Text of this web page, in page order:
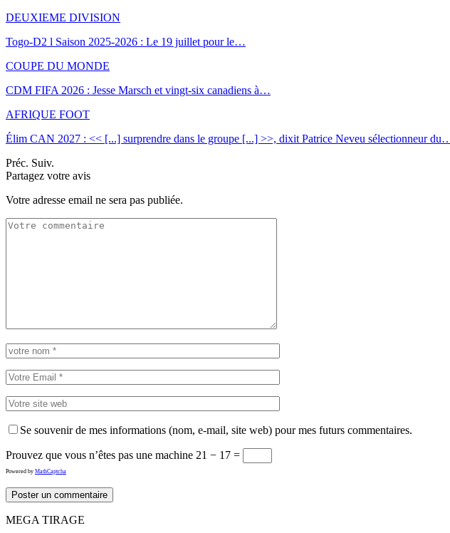
DEUXIEME DIVISION
Togo-D2 l Saison 2025-2026 : Le 19 juillet pour le…
COUPE DU MONDE
CDM FIFA 2026 : Jesse Marsch et vingt-six canadiens à…
AFRIQUE FOOT
Élim CAN 2027 : << [...] surprendre dans le groupe [...] >>, dixit Patrice Neveu sélectionneur du
Préc. Suiv.
Partagez votre avis
Votre adresse email ne sera pas publiée.
Se souvenir de mes informations (nom, e-mail, site web) pour mes futurs commentaires.
Prouvez que vous n’êtes pas une machine 21 − 17 =
Powered by MathCaptcha
MEGA TIRAGE